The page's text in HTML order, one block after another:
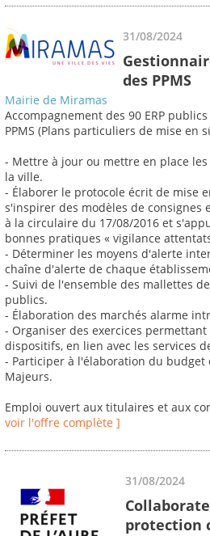
31/08/2024
des PPMS
Mairie de Miramas
Accompagnement des 90 ERP
PPMS (Plans particuliers de mise en
- Mettre à jour ou mettre en place les
la ville.
- Élaborer le protocole écrit de mise
s'inspirer des modèles de consignes
à la circulaire du 17/08/2016 et
bonnes pratiques « vigilance
- Déterminer les moyens d'alerte
chaîne d'alerte de chaque
- Suivi de l'ensemble des mallettes
publics.
- Élaboration des marchés alarme
- Organiser des exercices
dispositifs, en lien avec les services
- Participer à l'élaboration du budget
Majeurs.
Emploi ouvert aux titulaires et aux
voir l'offre complète ]
31/08/2024
protection